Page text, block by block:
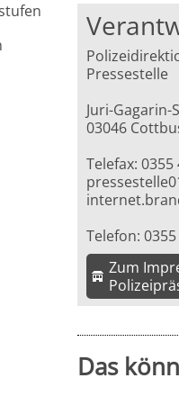
Pressestelle
Juri-Gagarin-
03046
Telefax: 0355
Telefon:
Zum
Das